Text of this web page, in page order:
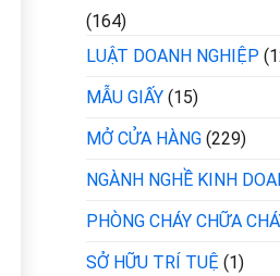
(164)
LUẬT DOANH NGHIỆP
MẪU GIẤY (15)
MỞ CỬA HÀNG (229)
NGÀNH NGHỀ KINH
PHÒNG CHÁY CHỮA
SỞ HỮU TRÍ TUỆ (1)